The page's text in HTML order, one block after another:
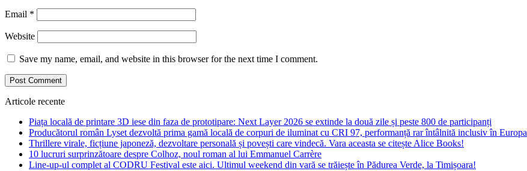
Email *
Website
Save my name, email, and website in this browser for the next time I comment.
Articole recente
Piața locală de printare 3D iese din faza de prototipare: Next Layer 2026 se extinde la două zile și peste 800 de participanți
Producătorul român Lyset dezvoltă prima gamă locală de corpuri de iluminat cu CRI 97, performanță rar întâlnită inclusiv în Europa
Thrillere virale, ficțiune japoneză, dezvoltare personală și povești care vindecă. Vara aceasta se citește Alice Books!
10 lucruri surprinzătoare despre Colhoz, noul roman al lui Emmanuel Carrère
Line-up-ul complet al CODRU Festival este aici. Ultimul weekend din vară se trăiește în Pădurea Verde, la Timișoara!